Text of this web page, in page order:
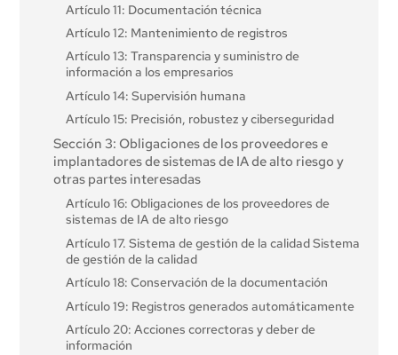
Artículo 11: Documentación técnica
Artículo 12: Mantenimiento de registros
Artículo 13: Transparencia y suministro de
información a los empresarios
Artículo 14: Supervisión humana
Artículo 15: Precisión, robustez y ciberseguridad
Sección 3: Obligaciones de los proveedores e
implantadores de sistemas de IA de alto riesgo y
otras partes interesadas
Artículo 16: Obligaciones de los proveedores de
sistemas de IA de alto riesgo
Artículo 17. Sistema de gestión de la calidad Sistema
de gestión de la calidad
Artículo 18: Conservación de la documentación
Artículo 19: Registros generados automáticamente
Artículo 20: Acciones correctoras y deber de
información